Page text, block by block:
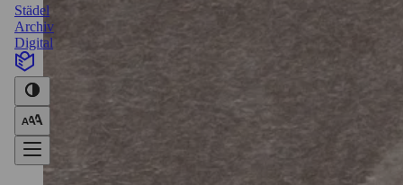
Städel
Archiv
Digital